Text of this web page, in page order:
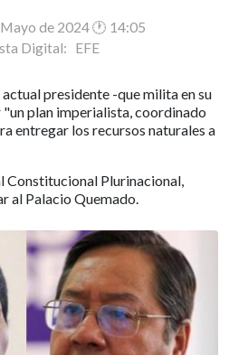
de 2024 🕐 14:05
Digital: EFE
presidente -que milita en su
plan imperialista, coordinado
entregar los recursos naturales a
Constitucional Plurinacional,
al Palacio Quemado.